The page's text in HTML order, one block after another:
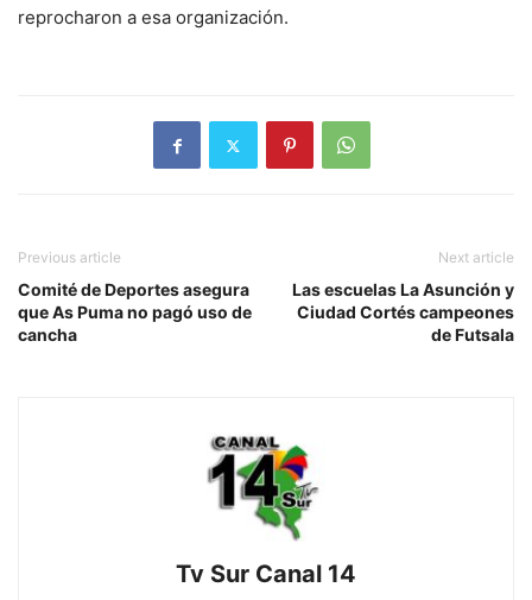
reprocharon a esa organización.
Previous article
Comité de Deportes asegura
que As Puma no pagó uso de
cancha
Next article
Las escuelas La Asunción y
Ciudad Cortés campeones
de Futsala
Tv Sur Canal 14